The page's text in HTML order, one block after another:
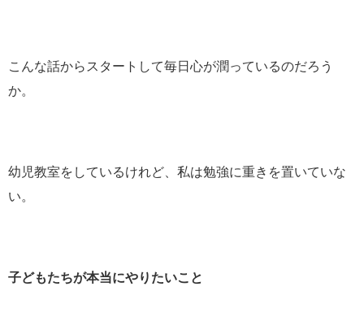
こんな話からスタートして毎日心が潤っているのだろう
か。
幼児教室をしているけれど、私は勉強に重きを置いていな
い。
子どもたちが本当にやりたいこと